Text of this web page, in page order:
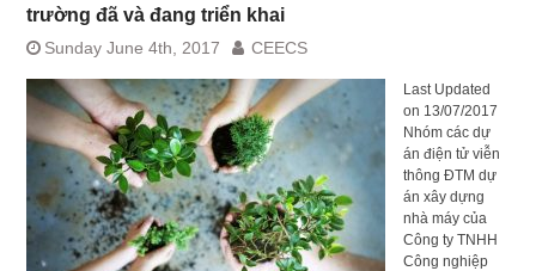
trường đã và đang triển khai
Sunday June 4th, 2017 CEECS
Last Updated
on 13/07/2017
Nhóm các dự
án điện tử viễn
thông ĐTM dự
án xây dựng
nhà máy của
Công ty TNHH
Công nghiệp